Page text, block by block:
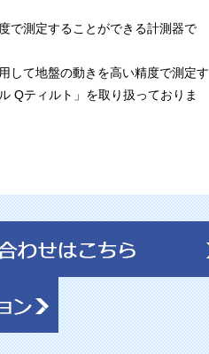
で測定することができる計測器で
して地盤の動きを高い精度で測定す
Qティルト」を取り扱っておりま